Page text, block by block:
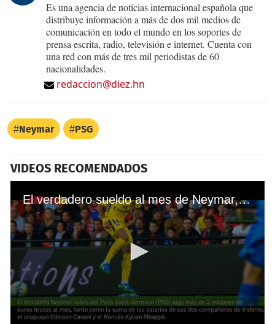
Es una agencia de noticias internacional española que
distribuye información a más de dos mil medios de
comunicación en todo el mundo en los soportes de
prensa escrita, radio, televisión e internet. Cuenta con
una red con más de tres mil periodistas de 60
nacionalidades.
redaccion@diez.hn
Neymar PSG
VIDEOS RECOMENDADOS
El verdadero sueldo al mes de Neymar, Cavani y Mbappé en el PSG